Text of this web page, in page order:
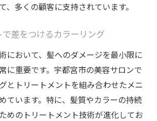
、多くの顧客に支持されています。
で差をつけるカラーリング
において、髪へのダメージを最小限に
に重要です。宇都宮市の美容サロンで
とトリートメントを組み合わせたメニ
ています。特に、髪質やカラーの持続
めのトリートメント技術が進化してお